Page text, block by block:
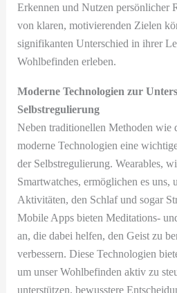
Erkennen und Nutzen persönlicher
von klaren, motivierenden Zielen
signifikanten Unterschied in ihrer
Wohlbefinden erleben.
Moderne Technologien zur
Selbstregulierung
Neben traditionellen Methoden wie
moderne Technologien eine
der Selbstregulierung. Wearables,
Smartwatches, ermöglichen es uns,
Aktivitäten, den Schlaf und sogar
Mobile Apps bieten Meditations-
an, die dabei helfen, den Geist zu
verbessern. Diese Technologien
um unser Wohlbefinden aktiv zu
unterstützen, bewusstere